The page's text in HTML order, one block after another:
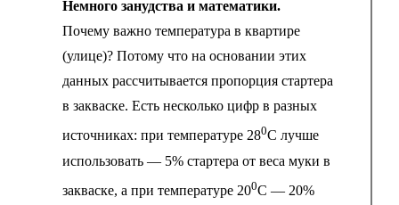
Немного занудства и математики.
Почему важно температура в квартире
(улице)? Потому что на основании этих
данных рассчитывается пропорция стартера
в закваске. Есть несколько цифр в разных
источниках: при температуре 280С лучше
использовать — 5% стартера от веса муки в
закваске, а при температуре 200С — 20%